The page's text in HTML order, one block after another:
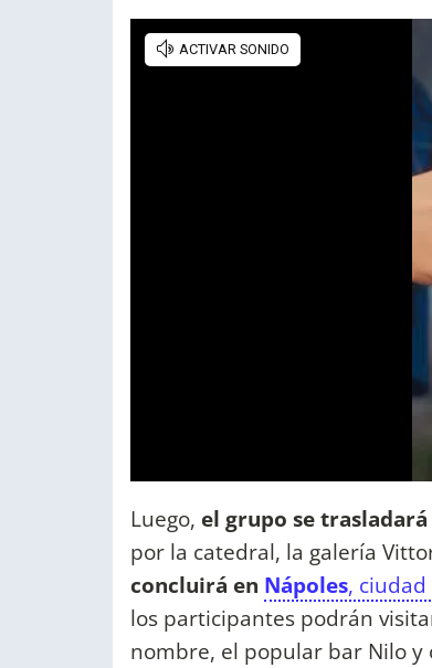
Luego, el grupo se
por la catedral, la galería
concluirá en Nápoles,
los participantes podrán
nombre, el popular bar Nilo y